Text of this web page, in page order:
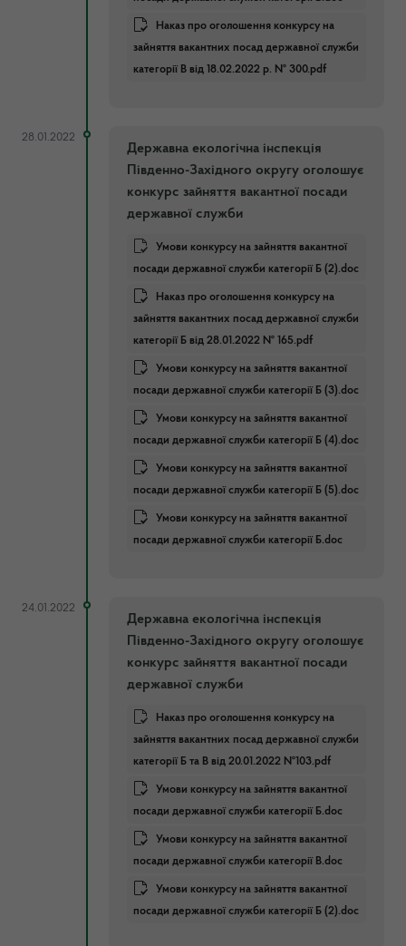
Наказ про оголошення конкурсу на
зайняття вакантних посад державної служби
категорії В від 18.02.2022 р. № 300.pdf
28.01.2022
Державна екологічна інспекція
Південно-Західного округу оголошує
конкурс зайняття вакантної посади
державної служби
Умови конкурсу на зайняття вакантної
посади державної служби категорії Б (2).doc
Наказ про оголошення конкурсу на
зайняття вакантних посад державної служби
категорії Б від 28.01.2022 № 165.pdf
Умови конкурсу на зайняття вакантної
посади державної служби категорії Б (3).doc
Умови конкурсу на зайняття вакантної
посади державної служби категорії Б (4).doc
Умови конкурсу на зайняття вакантної
посади державної служби категорії Б (5).doc
Умови конкурсу на зайняття вакантної
посади державної служби категорії Б.doc
24.01.2022
Державна екологічна інспекція
Південно-Західного округу оголошує
конкурс зайняття вакантної посади
державної служби
Наказ про оголошення конкурсу на
зайняття вакантних посад державної служби
категорії Б та В від 20.01.2022 №103.pdf
Умови конкурсу на зайняття вакантної
посади державної служби категорії Б.doc
Умови конкурсу на зайняття вакантної
посади державної служби категорії В.doc
Умови конкурсу на зайняття вакантної
посади державної служби категорії Б (2).doc